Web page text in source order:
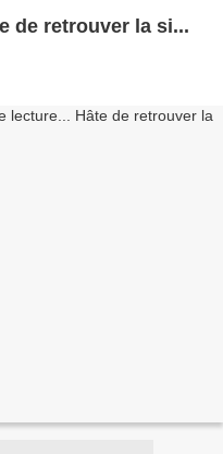
de retrouver la si...